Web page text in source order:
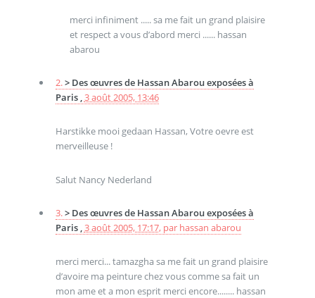
merci infiniment ..... sa me fait un grand plaisire
et respect a vous d’abord merci ...... hassan
abarou
2.> Des œuvres de Hassan Abarou exposées à
Paris ,3 août 2005, 13:46
Harstikke mooi gedaan Hassan, Votre oevre est
merveilleuse !
Salut Nancy Nederland
3.> Des œuvres de Hassan Abarou exposées à
Paris ,3 août 2005, 17:17, par hassan abarou
merci merci... tamazgha sa me fait un grand plaisire
d’avoire ma peinture chez vous comme sa fait un
mon ame et a mon esprit merci encore........ hassan